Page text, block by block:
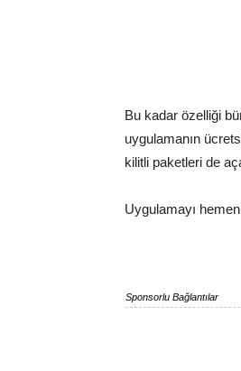
Bu kadar özelliği
uygulamanın
kilitli paketleri de
Uygulamayı
Sponsorlu Bağlantılar